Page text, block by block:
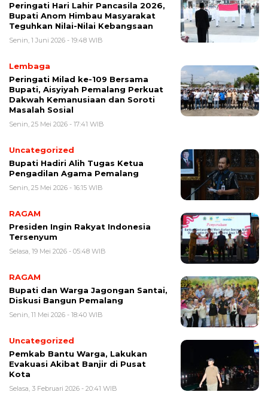
Peringati Hari Lahir Pancasila 2026,
Bupati Anom Himbau Masyarakat
Teguhkan Nilai-Nilai Kebangsaan
Senin, 1 Juni 2026 - 19:48 WIB
Lembaga
Peringati Milad ke-109 Bersama
Bupati, Aisyiyah Pemalang Perkuat
Dakwah Kemanusiaan dan Soroti
Masalah Sosial
Senin, 25 Mei 2026 - 17:41 WIB
Uncategorized
Bupati Hadiri Alih Tugas Ketua
Pengadilan Agama Pemalang
Senin, 25 Mei 2026 - 16:15 WIB
RAGAM
Presiden Ingin Rakyat Indonesia
Tersenyum
Selasa, 19 Mei 2026 - 05:48 WIB
RAGAM
Bupati dan Warga Jagongan Santai,
Diskusi Bangun Pemalang
Senin, 11 Mei 2026 - 18:40 WIB
Uncategorized
Pemkab Bantu Warga, Lakukan
Evakuasi Akibat Banjir di Pusat
Kota
Selasa, 3 Februari 2026 - 20:41 WIB